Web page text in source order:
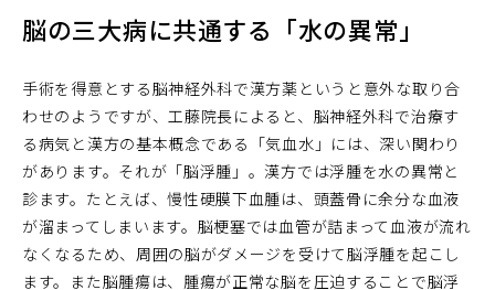
脳の三大病に共通する「水の異常」
手術を得意とする脳神経外科で漢方薬というと意外な取り合
わせのようですが、工藤院長によると、脳神経外科で治療す
る病気と漢方の基本概念である「気血水」には、深い関わり
があります。それが「脳浮腫」。漢方では浮腫を水の異常と
診ます。たとえば、慢性硬膜下血腫は、頭蓋骨に余分な血液
が溜まってしまいます。脳梗塞では血管が詰まって血液が流れ
なくなるため、周囲の脳がダメージを受けて脳浮腫を起こし
ます。また脳腫瘍は、腫瘍が正常な脳を圧迫することで脳浮